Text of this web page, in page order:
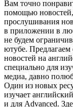
Вам точно
помощью новостей,
прослушивания
в приложении в
не будем
ютубе. Предлагаем
новостей на
специально для
медиа, давно
Один из новых
изучает
и для Advanced.